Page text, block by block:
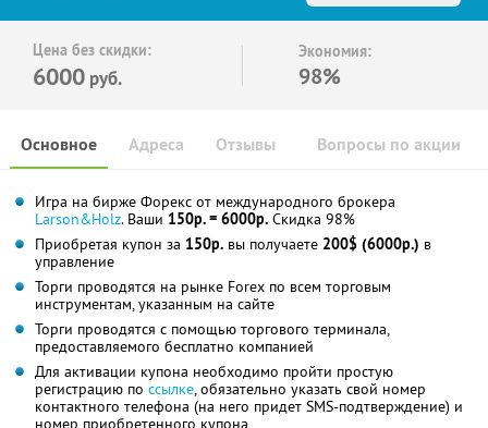
Цена без скидки:
6000 руб.
Экономия:
98%
Основное Отзывы Вопросы по акции
Адреса
Игра на бирже Форекс от международного брокера
Larson&Holz. Ваши 150р. = 6000р. Скидка 98%
Приобретая купон за 150р. вы получаете 200$ (6000р.) в
управление
Торги проводятся на рынке Forex по всем торговым
инструментам, указанным на сайте
Торги проводятся с помощью торгового терминала,
предоставляемого бесплатно компанией
Для активации купона необходимо пройти простую
регистрацию по ссылке, обязательно указать свой номер
контактного телефона (на него придет SMS-подтверждение) и
номер приобретенного купона